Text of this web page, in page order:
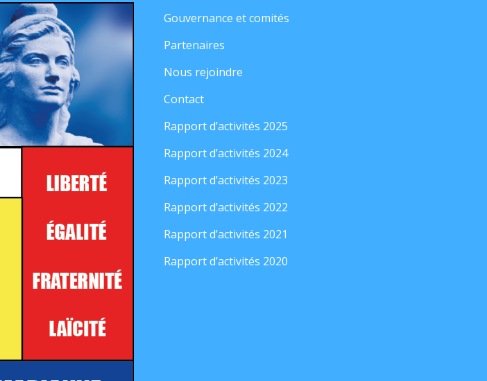
Gouvernance et comités
Partenaires
Nous rejoindre
Contact
Rapport d’activités 2025
Rapport d’activités 2024
Rapport d’activités 2023
Rapport d’activités 2022
Rapport d’activités 2021
Rapport d’activités 2020